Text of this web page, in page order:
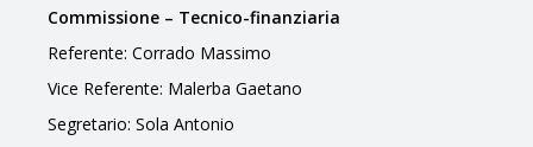
Commissione – Tecnico-finanziaria
Referente: Corrado Massimo
Vice Referente: Malerba Gaetano
Segretario: Sola Antonio